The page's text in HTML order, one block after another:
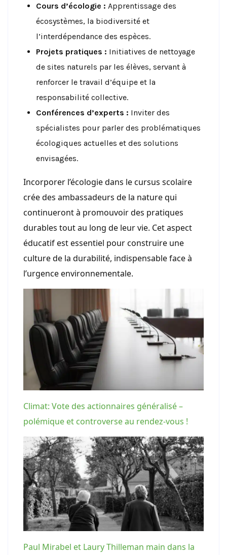
Cours d’écologie : Apprentissage des
écosystèmes, la biodiversité et
l’interdépendance des espèces.
Projets pratiques : Initiatives de nettoyage
de sites naturels par les élèves, servant à
renforcer le travail d’équipe et la
responsabilité collective.
Conférences d’experts : Inviter des
spécialistes pour parler des problématiques
écologiques actuelles et des solutions
envisagées.
Incorporer l’écologie dans le cursus scolaire
crée des ambassadeurs de la nature qui
continueront à promouvoir des pratiques
durables tout au long de leur vie. Cet aspect
éducatif est essentiel pour construire une
culture de la durabilité, indispensable face à
l’urgence environnementale.
Climat: Vote des actionnaires généralisé –
polémique et controverse au rendez-vous !
Paul Mirabel et Laury Thilleman main dans la